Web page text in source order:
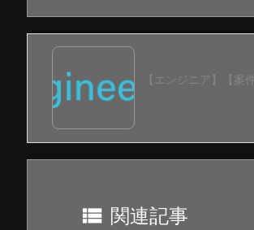
【エンジニア】【案
 関連記事